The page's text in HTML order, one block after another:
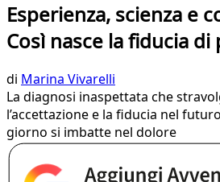
Esperienza, scienza e
Così nasce la fiducia
di Marina Vivarelli
La diagnosi inaspettata che
l’accettazione e la fiducia nel
giorno si imbatte nel dolore